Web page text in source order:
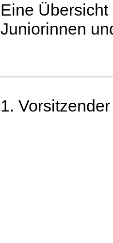
Eine
Juniorinnen
1. Vorsitzender